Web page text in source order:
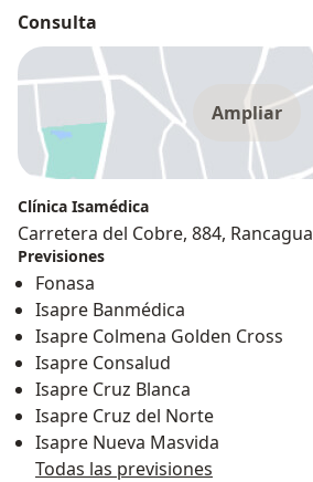
Consulta
Ampliar
Clínica Isamédica
Carretera del Cobre, 884, Rancagua
Previsiones
Fonasa
Isapre Banmédica
Isapre Colmena Golden Cross
Isapre Consalud
Isapre Cruz Blanca
Isapre Cruz del Norte
Isapre Nueva Masvida
Todas las previsiones